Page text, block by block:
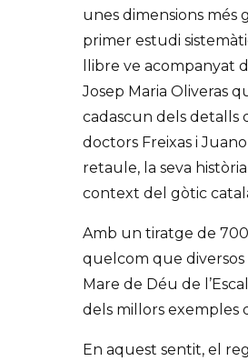
unes dimensions més
primer estudi
llibre ve acompanyat
Josep Maria Oliveras
cadascun dels detalls
doctors Freixas i
retaule, la seva
context del gòtic
Amb un tiratge de
quelcom que
Mare de Déu de
dels millors exemples
En aquest sentit, el